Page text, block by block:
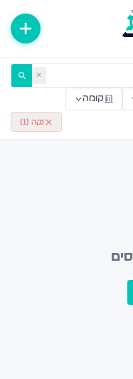
היחיד ✕
קומה
נקה ( 1
)